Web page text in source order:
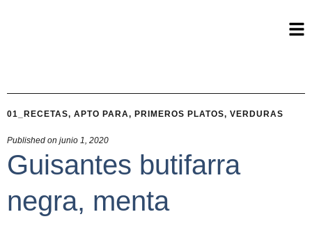
01_RECETAS, APTO PARA, PRIMEROS PLATOS, VERDURAS
Published on junio 1, 2020
Guisantes butifarra
negra, menta